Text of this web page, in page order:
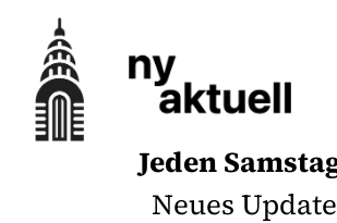
Jeden
Neues Update